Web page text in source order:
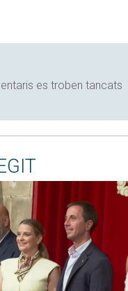
es troben tancats